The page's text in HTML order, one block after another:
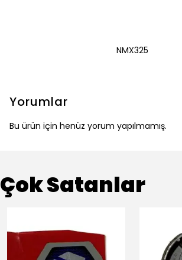
NMX325
Yorumlar
Bu ürün için henüz yorum yapılmamış.
Çok Satanlar